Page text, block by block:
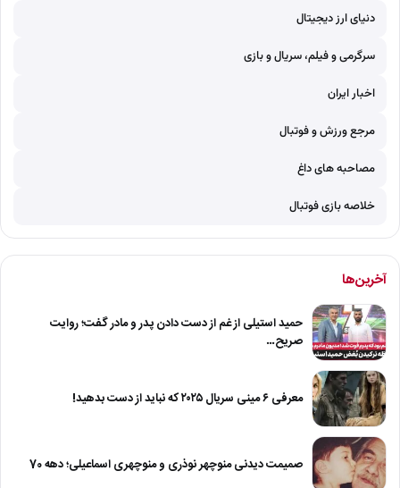
دنیای ارز دیجیتال
سرگرمی و فیلم، سریال و بازی
اخبار ایران
مرجع ورزش و فوتبال
مصاحبه های داغ
خلاصه بازی فوتبال
آخرین‌ها
حمید استیلی از غم از دست دادن پدر و مادر گفت؛ روایت
صریح…
معرفی ۶ مینی سریال ۲۰۲۵ که نباید از دست بدهید!
صمیمت دیدنی منوچهر نوذری و منوچهری اسماعیلی؛ دهه 70